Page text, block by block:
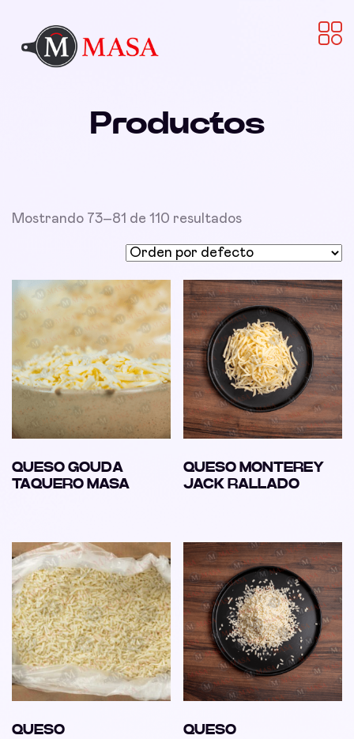
Productos
Mostrando 73–81 de 110 resultados
QUESO GOUDA
TAQUERO MASA
QUESO MONTEREY
JACK RALLADO
QUESO
QUESO